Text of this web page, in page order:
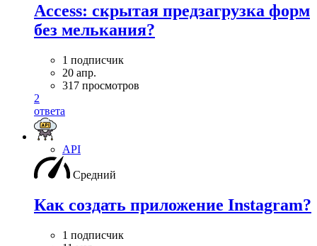
Access: скрытая предзагрузка форм
без мелькания?
1 подписчик
20 апр.
317 просмотров
2
ответа
API
Средний
Как создать приложение Instagram?
1 подписчик